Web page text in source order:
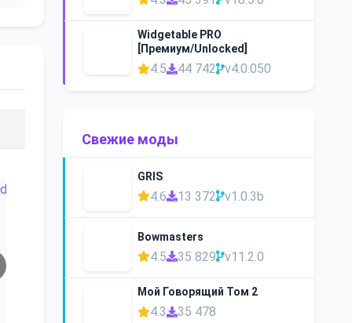
Widgetable PRO
[Премиум/Unlocked]
4.5 44 742 v4.0.050
Свежие моды
GRIS
4.6 13 372 v1.0.3b
Bowmasters
4.5 35 829 v11.2.0
Мой Говорящий Том 2
4.3
35 478